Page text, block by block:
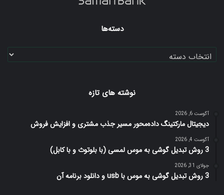
دسته‌ها
دسته‌ها
نوشته های تازه
آگوست 6, 2026
دیجیتال مارکتینگ داده‌محور مسیر جذب مشتری و افزایش فروش
آگوست 4, 2026
3 روش تبدیل گوشی به موس لمسی (با بلوتوث و با کابل)
جولای 31, 2026
3 روش تبدیل گوشی به موس با usb و دانلود برنامه آن